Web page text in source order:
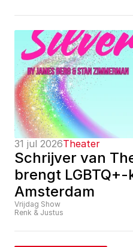
31 jul 2026Theater
Schrijver van
brengt
Amsterdam
Vrijdag Show
Renk & Justus